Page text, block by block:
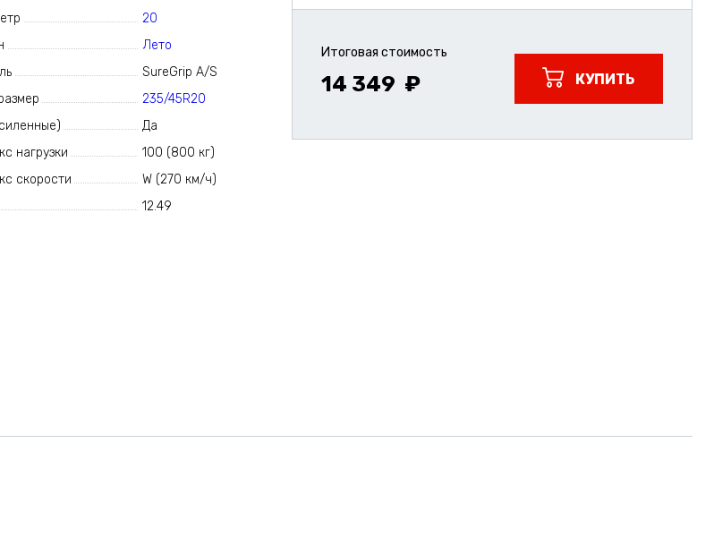
20
Лето
SureGrip A/S
235/45R20
Да
нагрузки
100 (800 кг)
скорости
W (270 км/ч)
12.49
Итоговая стоимость
14 349 КУПИТЬ